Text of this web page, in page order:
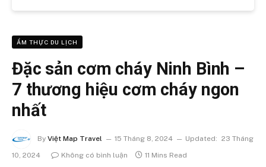
ẨM THỰC DU LỊCH
Đặc sản cơm cháy Ninh Bình –
7 thương hiệu cơm cháy ngon
nhất
By Việt Map Travel 15 Tháng 8, 2024 Updated: 23 Tháng
10, 2024
Không có bình luận 11 Mins Read